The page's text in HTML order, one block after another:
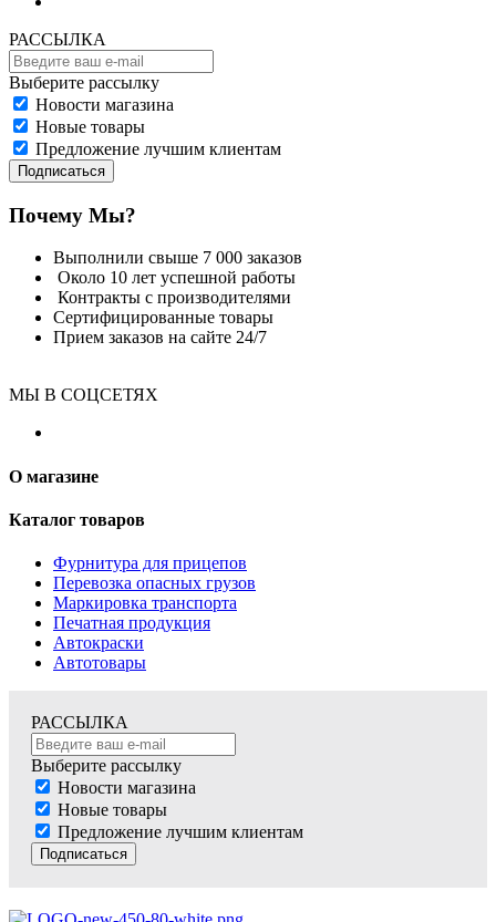
РАССЫЛКА
Выберите рассылку
Новости магазина
Новые товары
Предложение лучшим клиентам
Подписаться
Почему Мы?
Выполнили свыше 7 000 заказов
Около 10 лет успешной работы
Контракты с производителями
Сертифицированные товары
Прием заказов на сайте 24/7
МЫ В СОЦСЕТЯХ
О магазине
Каталог товаров
Фурнитура для прицепов
Перевозка опасных грузов
Маркировка транспорта
Печатная продукция
Автокраски
Автотовары
РАССЫЛКА
Выберите рассылку
Новости магазина
Новые товары
Предложение лучшим клиентам
Подписаться